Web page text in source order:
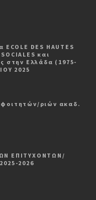
DES HAUTES
και
στην Ελλάδα (1975-
2025
ριών ακαδ.
ΕΠΙΤΥΧΟΝΤΩΝ/
2026